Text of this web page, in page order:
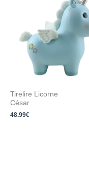
Tirelire Licorne
César
48.99€